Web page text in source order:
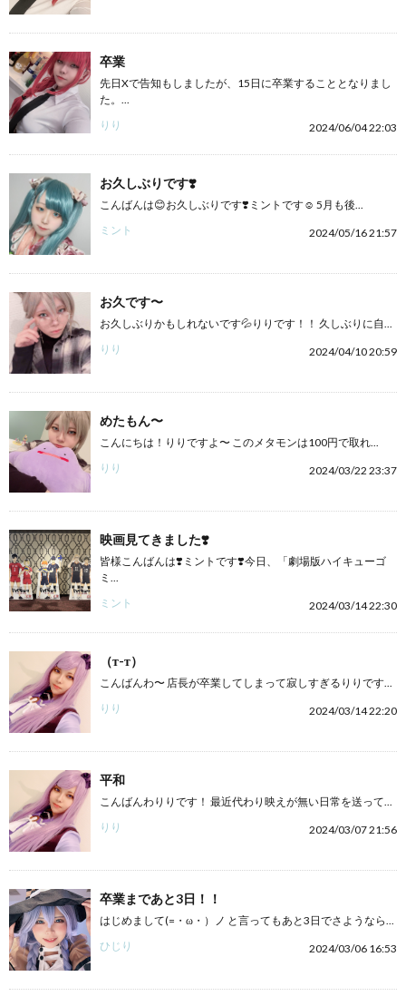
卒業
先日Xで告知もしましたが、15日に卒業することとなりまし
た。...
りり
2024/06/04 22:03
お久しぶりです❣️
こんばんは😊お久しぶりです❣️ミントです☺️ 5月も後...
ミント
2024/05/16 21:57
お久です〜
お久しぶりかもしれないです💦りりです！！ 久しぶりに自...
りり
2024/04/10 20:59
めたもん〜
こんにちは！りりですよ〜 このメタモンは100円で取れ...
りり
2024/03/22 23:37
映画見てきました❣️
皆様こんばんは❣️ミントです❣️今日、「劇場版ハイキューゴ
ミ...
ミント
2024/03/14 22:30
（т-т）
こんばんわ〜 店長が卒業してしまって寂しすぎるりりです...
りり
2024/03/14 22:20
平和
こんばんわりりです！ 最近代わり映えが無い日常を送って...
りり
2024/03/07 21:56
卒業まであと3日！！
はじめまして(=・ω・）ノ と言ってもあと3日でさようなら...
ひじり
2024/03/06 16:53